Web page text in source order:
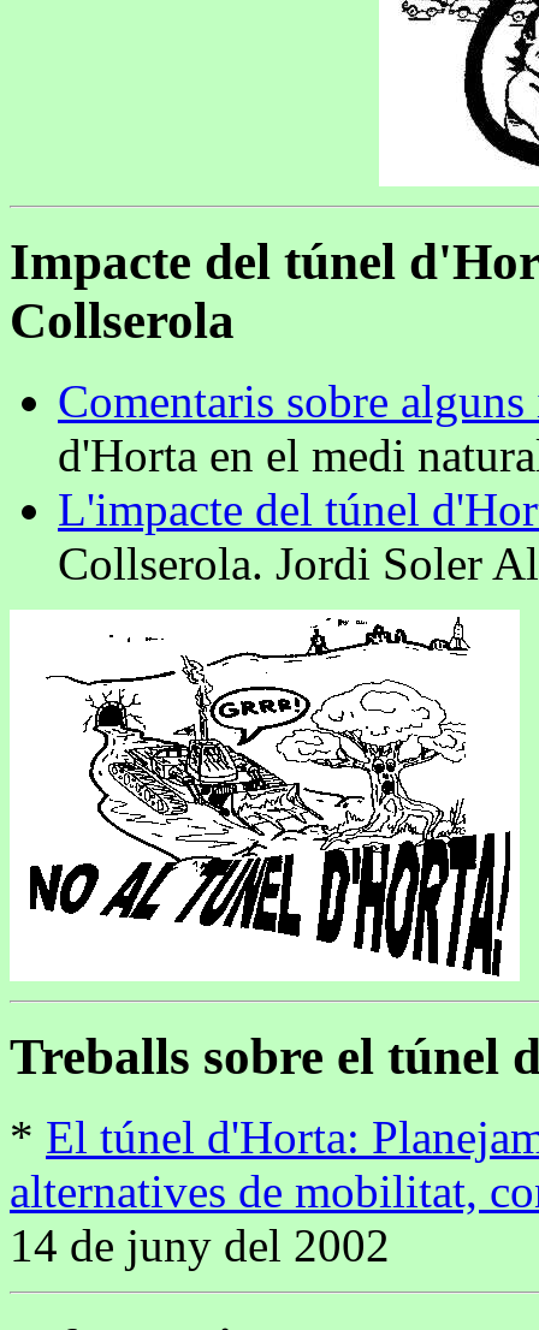
Impacte del túnel
Collserola
Comentaris sobre
d'Horta en el medi
L'impacte del túnel
Collserola. Jordi Soler
Treballs sobre el túnel
* El túnel d'Horta:
alternatives de mobilitat,
14 de juny del 2002